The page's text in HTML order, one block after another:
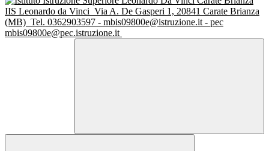
IIS Leonardo da Vinci Via A. De Gasperi 1, 20841 Carate Brianza
(MB) Tel. 0362903597 - mbis09800e@istruzione.it - pec
mbis09800e@pec.istruzione.it